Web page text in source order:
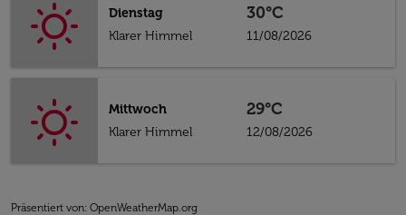
Dienstag
Klarer Himmel
30°C
11/08/2026
Mittwoch
Klarer Himmel
29°C
12/08/2026
Präsentiert von: OpenWeatherMap.org